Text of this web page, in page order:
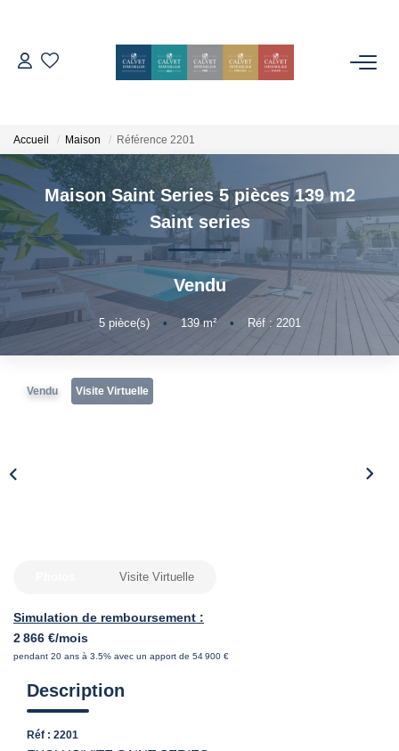
ESTIMER
L'AGENCE
Notre Équipe
Nos Avis
Nos Partenaires
Nos Actes
Accueil Maison Référence 2201
Maison Saint Series 5 pièces 139 m2
Saint series
Vendu
5pièce(s) • 139m² • Réf : 2201
Vendu Visite Virtuelle
Simulation de remboursement :
2 866 €/mois
pendant 20 ans à 3.5% avec un apport de 54 900 €
Visite Virtuelle
Description
Réf : 2201